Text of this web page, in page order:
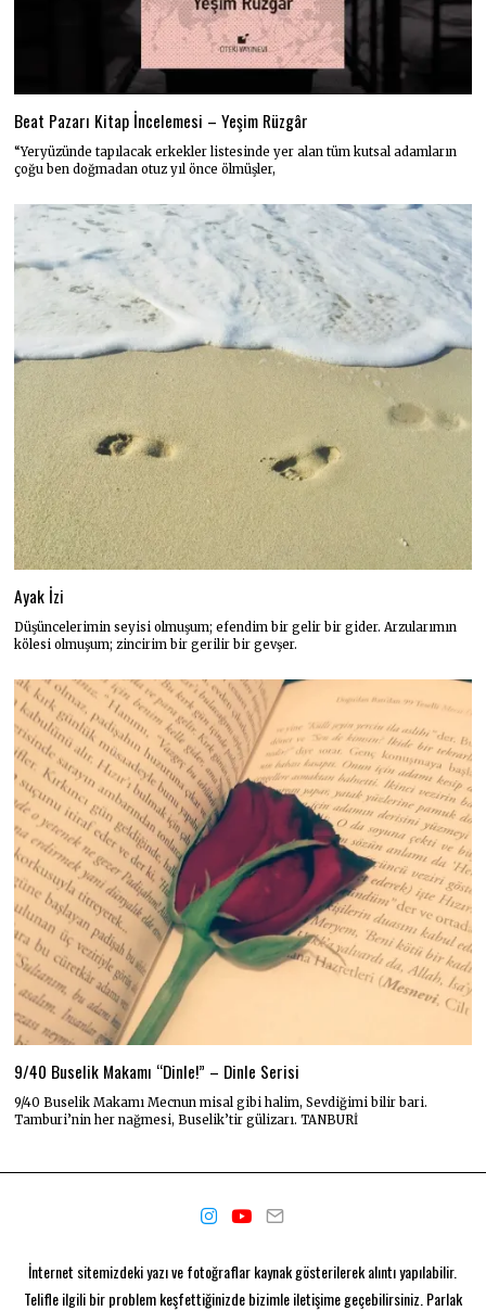
Beat Pazarı Kitap İncelemesi – Yeşim Rüzgâr
“Yeryüzünde tapılacak erkekler listesinde yer alan tüm kutsal adamların
çoğu ben doğmadan otuz yıl önce ölmüşler,
Ayak İzi
Düşüncelerimin seyisi olmuşum; efendim bir gelir bir gider. Arzularımın
kölesi olmuşum; zincirim bir gerilir bir gevşer.
9/40 Buselik Makamı “Dinle!” – Dinle Serisi
9/40 Buselik Makamı Mecnun misal gibi halim, Sevdiğimi bilir bari.
Tamburi’nin her nağmesi, Buselik’tir gülizarı. TANBURİ
İnternet sitemizdeki yazı ve fotoğraflar kaynak gösterilerek alıntı yapılabilir.
Telifle ilgili bir problem keşfettiğinizde bizimle iletişime geçebilirsiniz. Parlak